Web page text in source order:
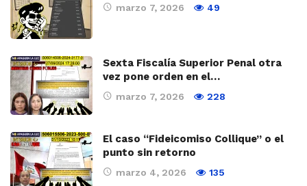
marzo 7, 2026 49
Sexta Fiscalía Superior Penal otra
vez pone orden en el…
marzo 7, 2026 228
El caso “Fideicomiso Collique” o el
punto sin retorno
marzo 4, 2026 135